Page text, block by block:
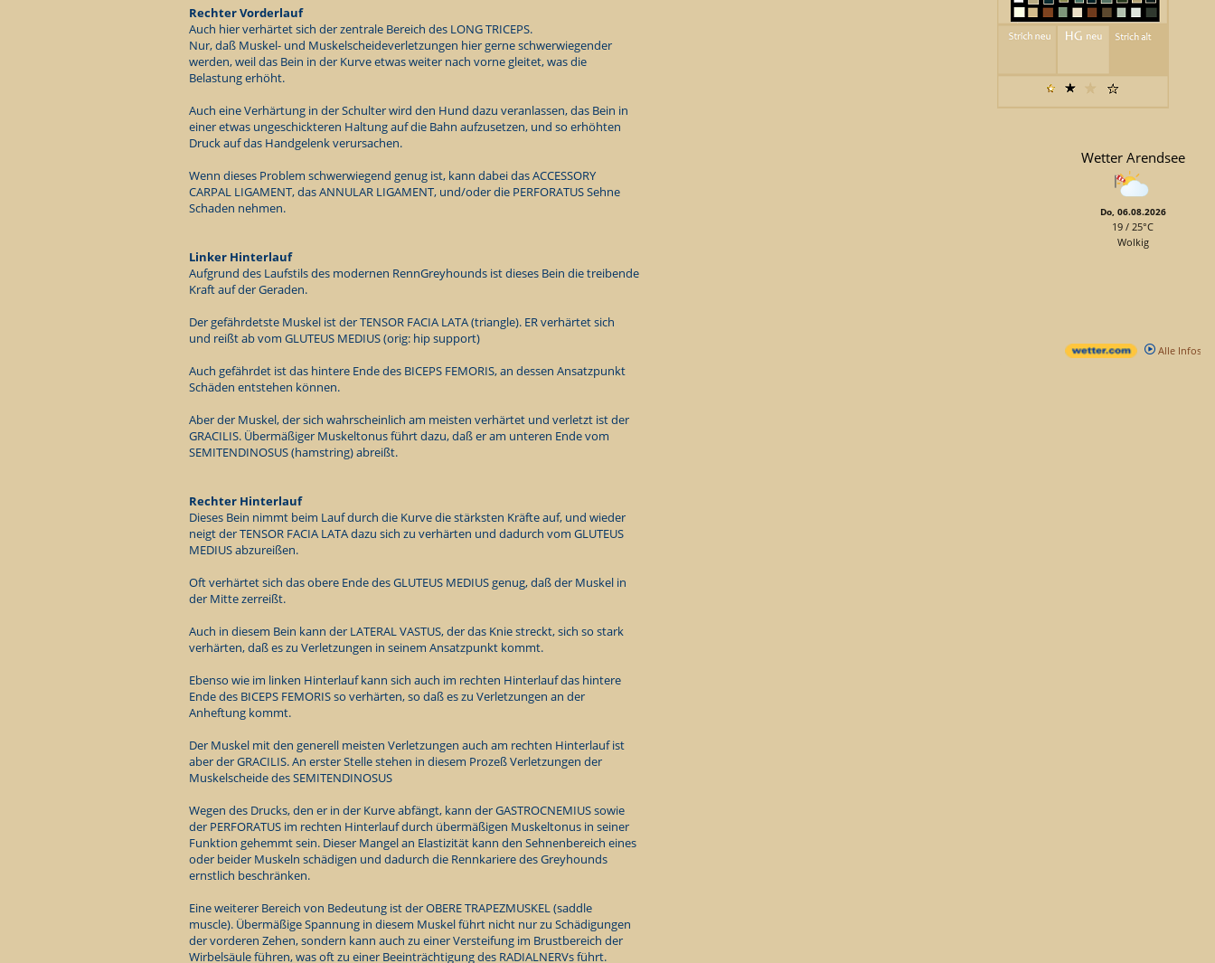
Wetter Arendsee
Do, 06.08.2026
19 / 25°C
Wolkig
Alle Infos
Rechter Vorderlauf
Auch hier verhärtet sich der zentrale Bereich des LONG TRICEPS.
Nur, daß Muskel- und Muskelscheideverletzungen hier gerne schwerwiegender
werden, weil das Bein in der Kurve etwas weiter nach vorne gleitet, was die
Belastung erhöht.
Auch eine Verhärtung in der Schulter wird den Hund dazu veranlassen, das Bein in
einer etwas ungeschickteren Haltung auf die Bahn aufzusetzen, und so erhöhten
Druck auf das Handgelenk verursachen.
Wenn dieses Problem schwerwiegend genug ist, kann dabei das ACCESSORY
CARPAL LIGAMENT, das ANNULAR LIGAMENT, und/oder die PERFORATUS Sehne
Schaden nehmen.
Linker Hinterlauf
Aufgrund des Laufstils des modernen RennGreyhounds ist dieses Bein die treibende
Kraft auf der Geraden.
Der gefährdetste Muskel ist der TENSOR FACIA LATA (triangle). ER verhärtet sich
und reißt ab vom GLUTEUS MEDIUS (orig: hip support)
Auch gefährdet ist das hintere Ende des BICEPS FEMORIS, an dessen Ansatzpunkt
Schäden entstehen können.
Aber der Muskel, der sich wahrscheinlich am meisten verhärtet und verletzt ist der
GRACILIS. Übermäßiger Muskeltonus führt dazu, daß er am unteren Ende vom
SEMITENDINOSUS (hamstring) abreißt.
Rechter Hinterlauf
Dieses Bein nimmt beim Lauf durch die Kurve die stärksten Kräfte auf, und wieder
neigt der TENSOR FACIA LATA dazu sich zu verhärten und dadurch vom GLUTEUS
MEDIUS abzureißen.
Oft verhärtet sich das obere Ende des GLUTEUS MEDIUS genug, daß der Muskel in
der Mitte zerreißt.
Auch in diesem Bein kann der LATERAL VASTUS, der das Knie streckt, sich so stark
verhärten, daß es zu Verletzungen in seinem Ansatzpunkt kommt.
Ebenso wie im linken Hinterlauf kann sich auch im rechten Hinterlauf das hintere
Ende des BICEPS FEMORIS so verhärten, so daß es zu Verletzungen an der
Anheftung kommt.
Der Muskel mit den generell meisten Verletzungen auch am rechten Hinterlauf ist
aber der GRACILIS. An erster Stelle stehen in diesem Prozeß Verletzungen der
Muskelscheide des SEMITENDINOSUS
Wegen des Drucks, den er in der Kurve abfängt, kann der GASTROCNEMIUS sowie
der PERFORATUS im rechten Hinterlauf durch übermäßigen Muskeltonus in seiner
Funktion gehemmt sein. Dieser Mangel an Elastizität kann den Sehnenbereich eines
oder beider Muskeln schädigen und dadurch die Rennkariere des Greyhounds
ernstlich beschränken.
Eine weiterer Bereich von Bedeutung ist der OBERE TRAPEZMUSKEL (saddle
muscle). Übermäßige Spannung in diesem Muskel führt nicht nur zu Schädigungen
der vorderen Zehen, sondern kann auch zu einer Versteifung im Brustbereich der
Wirbelsäule führen, was oft zu einer Beeinträchtigung des RADIALNERVs führt.